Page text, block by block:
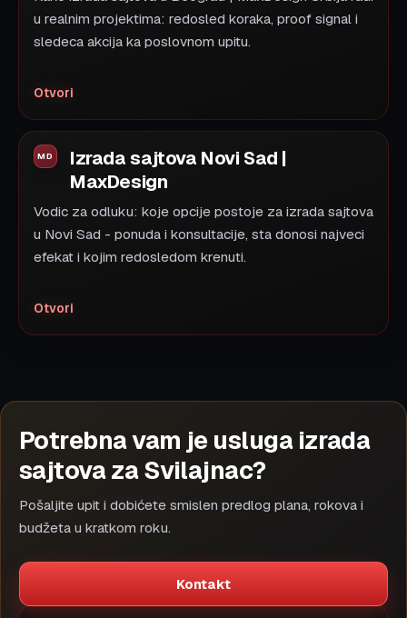
u realnim projektima: redosled koraka, proof signal i
sledeca akcija ka poslovnom upitu.
Otvori
Izrada sajtova Novi Sad |
MaxDesign
Vodic za odluku: koje opcije postoje za izrada sajtova
u Novi Sad - ponuda i konsultacije, sta donosi najveci
efekat i kojim redosledom krenuti.
Otvori
Potrebna vam je usluga izrada
sajtova za Svilajnac?
Pošaljite upit i dobićete smislen predlog plana, rokova i
budžeta u kratkom roku.
Kontakt